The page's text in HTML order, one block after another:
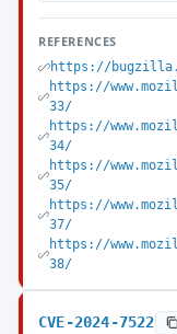
REFERENCES
https://
https://
33/
https://
34/
https://
35/
https://
37/
https://
38/
CVE-2024-7522